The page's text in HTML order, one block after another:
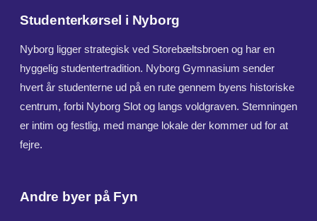
Studenterkørsel i Nyborg
Nyborg ligger strategisk ved Storebæltsbroen og har en
hyggelig studentertradition. Nyborg Gymnasium sender
hvert år studenterne ud på en rute gennem byens historiske
centrum, forbi Nyborg Slot og langs voldgraven. Stemningen
er intim og festlig, med mange lokale der kommer ud for at
fejre.
Andre byer på Fyn